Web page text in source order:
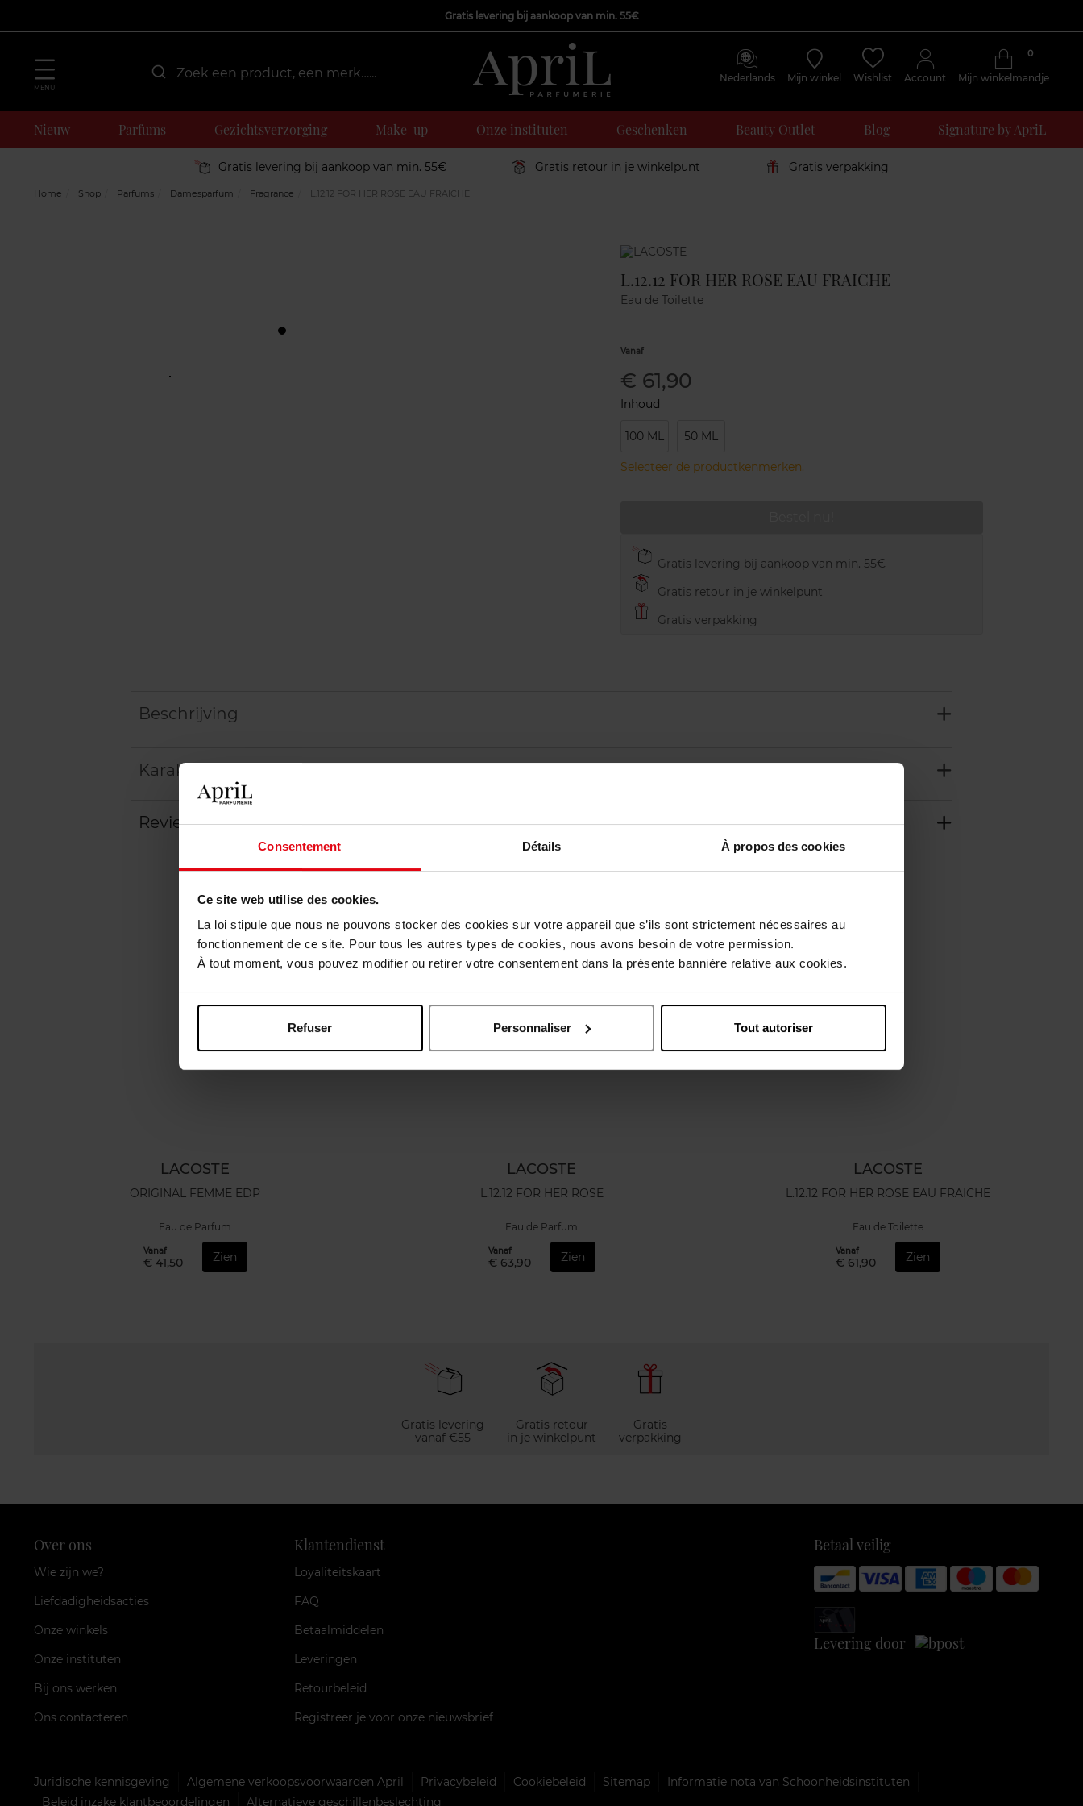
Consentement Détails À propos des cookies
Ce site web utilise des cookies.
La loi stipule que nous ne pouvons stocker des cookies sur votre appareil que s’ils sont strictement nécessaires au
fonctionnement de ce site. Pour tous les autres types de cookies, nous avons besoin de votre permission.
À tout moment, vous pouvez modifier ou retirer votre consentement dans la présente bannière relative aux cookies.
Refuser Personnaliser Tout autoriser
Gratis levering bij aankoop van min. 55€
MENU
Nederlands Mijn winkel Wishlist Account Mijn winkelmandje
0
Nieuw Parfums Gezichtsverzorging Make-up Onze instituten Geschenken Beauty Outlet Blog Signature by ApriL
Gratis levering bij aankoop van min. 55€ Gratis retour in je winkelpunt Gratis verpakking
Home Shop Parfums Damesparfum Fragrance L.12.12 FOR HER ROSE EAU FRAICHE
Marque
L.12.12 FOR HER ROSE EAU FRAICHE
Eau de Toilette
Vanaf
€ 61,90
Inhoud
100 ML 50 ML
Selecteer de productkenmerken.
Gratis levering bij aankoop van min. 55€
Gratis retour in je winkelpunt
Gratis verpakking
Beschrijving
Karakteristieken
Review
Nog iets vergeten ?
LACOSTE
ORIGINAL FEMME EDP
Eau de Parfum
Vanaf
€ 41,50 Zien
LACOSTE
L.12.12 FOR HER ROSE
Eau de Parfum
Vanaf
€ 63,90 Zien
LACOSTE
L.12.12 FOR HER ROSE EAU FRAICHE
Eau de Toilette
Vanaf
€ 61,90 Zien
Gratis levering
vanaf €55
Gratis retour
in je winkelpunt
Gratis
verpakking
Over ons
Wie zijn we?
Liefdadigheidsacties
Onze winkels
Onze instituten
Bij ons werken
Ons contacteren
Klantendienst
Loyaliteitskaart
FAQ
Betaalmiddelen
Leveringen
Retourbeleid
Registreer je voor onze nieuwsbrief
Betaal veilig
Levering door
Juridische kennisgeving Algemene verkoopsvoorwaarden April Privacybeleid Cookiebeleid Sitemap
Informatie nota van Schoonheidsinstituten
Beleid inzake klantbeoordelingen
Alternatieve geschillenbeslechting